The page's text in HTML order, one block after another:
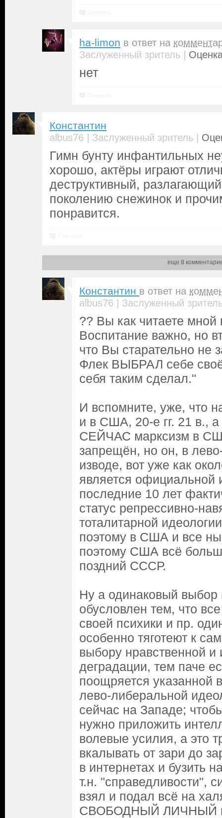
ha-limon в ответ на
Заслуженный зритель |
нет
Константин
albus76 | Заслуженный зритель |
Гимн бунту инфантильных
хорошо, актёры играют
деструктивный,
поколению снежинок и
понравится.
еще 8
Константин в ответ на
albus76 | Заслуженный
?? Вы как читаете мной
Воспитание важно, но
что Вы старательно не
Флек ВЫБРАЛ себе
себя таким сделал."
И вспомните, уже, что
и в США, 20-е гг. 21 в., а
СЕЙЧАС марксизм в
запрещён, но он, в
изводе, вот уже как
является
последние 10 лет
статус репрессивно-
тоталитарной
поэтому в США и все
поэтому США всё
поздний СССР.
Ну а одинаковый
обусловлен тем, что
своей психики и пр.
особенно тяготеют к
выбору нравственной и
деградации, тем паче
поощряется указанной
лево-либеральной
сейчас на Западе;
нужно приложить
волевые усилия, а это
вкалывать от зари до
в интернетах и бузить
т.н. "справедливости",
взял и подал всё на
СВОБОДНЫЙ ЛИЧНЫЙ